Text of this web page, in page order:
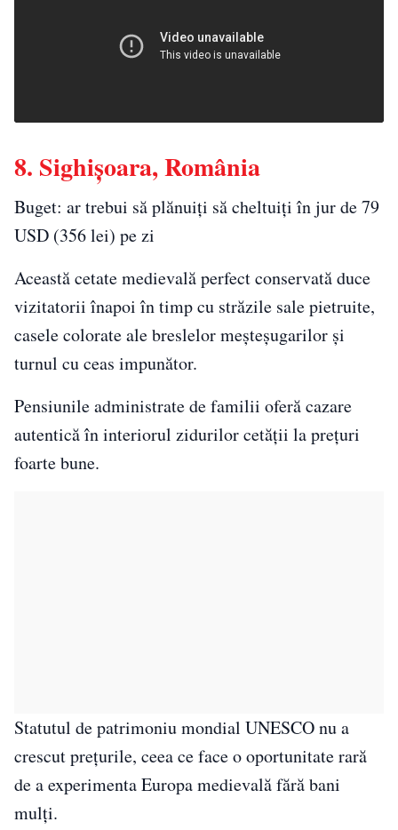
8. Sighișoara, România
Buget: ar trebui să plănuiți să cheltuiți în jur de 79
USD (356 lei) pe zi
Această cetate medievală perfect conservată duce
vizitatorii înapoi în timp cu străzile sale pietruite,
casele colorate ale breslelor meșteșugarilor și
turnul cu ceas impunător.
Pensiunile administrate de familii oferă cazare
autentică în interiorul zidurilor cetății la prețuri
foarte bune.
Statutul de patrimoniu mondial UNESCO nu a
crescut prețurile, ceea ce face o oportunitate rară
de a experimenta Europa medievală fără bani
mulți.